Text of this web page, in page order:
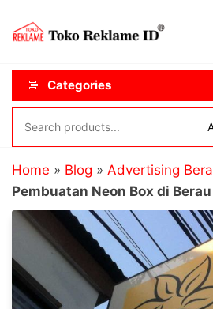
content
ID
Categories
Home » Blog » Advertising
Pembuatan Neon Box di Berau